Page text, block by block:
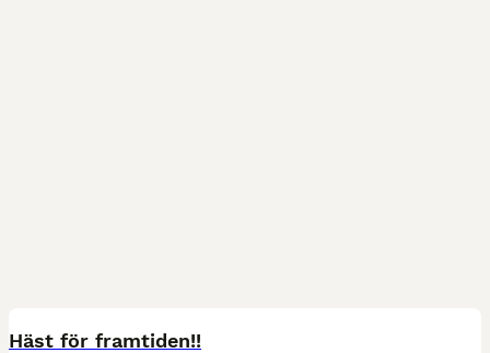
Häst för framtiden!!